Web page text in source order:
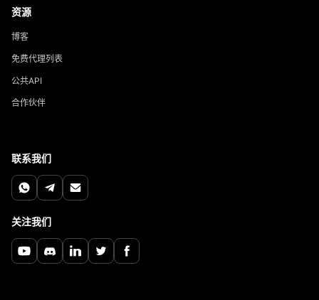
资源
博客
免费代理列表
公共API
合作伙伴
联系我们
关注我们